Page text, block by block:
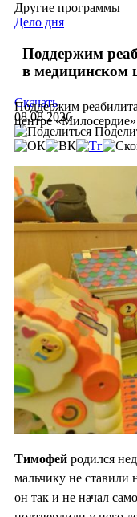
Другие программы
Дело дня
Поддержим
в медицинском
Поддержим
центре «Милосердие»
Скачать
08.08.2026
Тимофей родился
мальчику не ставили
он так и не начал